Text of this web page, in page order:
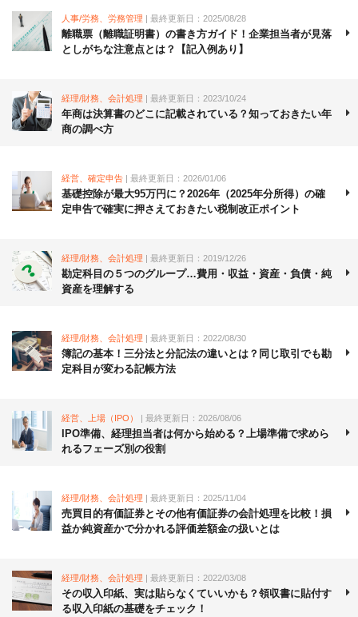
人事/労務、労務管理 | 最終更新日：2025/08/28
離職票（離職証明書）の書き方ガイド！企業担当者が見落
としがちな注意点とは？【記入例あり】
経理/財務、会計処理 | 最終更新日：2023/10/24
年商は決算書のどこに記載されている？知っておきたい年
商の調べ方
経営、確定申告 | 最終更新日：2026/01/06
基礎控除が最大95万円に？2026年（2025年分所得）の確
定申告で確実に押さえておきたい税制改正ポイント
経理/財務、会計処理 | 最終更新日：2019/12/26
勘定科目の５つのグループ…費用・収益・資産・負債・純
資産を理解する
経理/財務、会計処理 | 最終更新日：2022/08/30
簿記の基本！三分法と分記法の違いとは？同じ取引でも勘
定科目が変わる記帳方法
経営、上場（IPO） | 最終更新日：2026/08/06
IPO準備、経理担当者は何から始める？上場準備で求めら
れるフェーズ別の役割
経理/財務、会計処理 | 最終更新日：2025/11/04
売買目的有価証券とその他有価証券の会計処理を比較！損
益か純資産かで分かれる評価差額金の扱いとは
経理/財務、会計処理 | 最終更新日：2022/03/08
その収入印紙、実は貼らなくていいかも？領収書に貼付す
る収入印紙の基礎をチェック！